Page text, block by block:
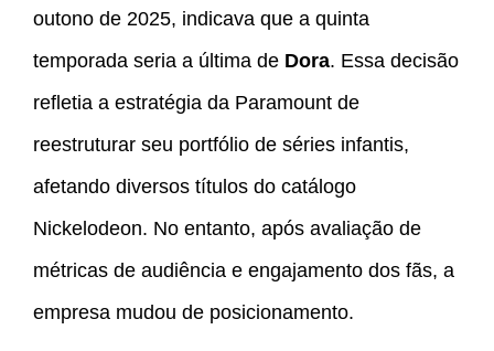
outono de 2025, indicava que a quinta
temporada seria a última de Dora. Essa decisão
refletia a estratégia da Paramount de
reestruturar seu portfólio de séries infantis,
afetando diversos títulos do catálogo
Nickelodeon. No entanto, após avaliação de
métricas de audiência e engajamento dos fãs, a
empresa mudou de posicionamento.